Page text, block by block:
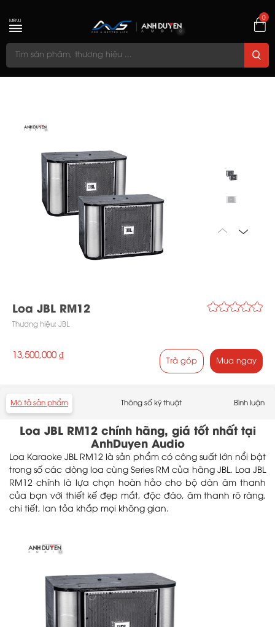
0
MENU
Loa JBL RM12
Thương hiệu: JBL
13,500,000 ₫
Trả góp Mua ngay
Mô tả sản phẩm Thông số kỹ thuật Bình luận
Loa JBL RM12 chính hãng, giá tốt nhất tại
AnhDuyen Audio
Loa Karaoke JBL RM12 là sản phẩm có công suất lớn nổi bật
trong số các dòng loa cùng Series RM của hãng JBL. Loa JBL
RM12 chính là lựa chọn hoàn hảo cho bộ dàn âm thanh
của bạn với thiết kế đẹp mắt, độc đáo, âm thanh rõ ràng,
chi tiết, lan tỏa khắp mọi không gian.